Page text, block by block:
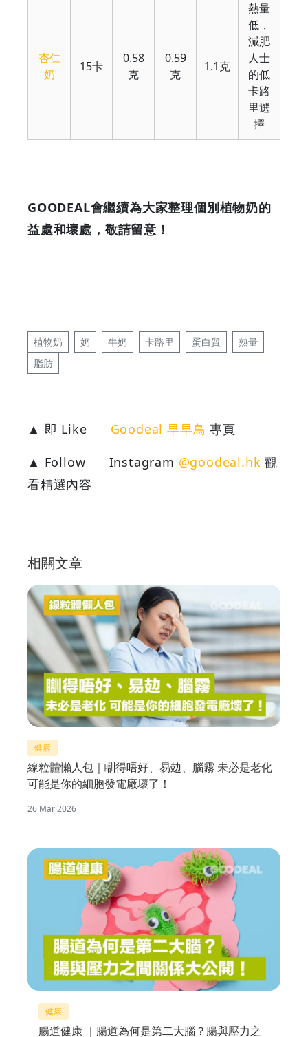
杏仁
奶
15卡
0.58
克
0.59
克
1.1克
熱量
低，
減肥
人士
的低
卡路
里選
擇
GOODEAL會繼續為大家整理個別植物奶的
益處和壞處，敬請留意！
植物奶 奶 牛奶 卡路里 蛋白質
熱量
脂肪
▲ 即 Like Goodeal 早早鳥 專頁
▲ Follow
Instagram @goodeal.hk 觀
看精選內容
相關文章
健康
線粒體懶人包｜瞓得唔好、易攰、腦霧 未必是老化
可能是你的細胞發電廠壞了！
26 Mar 2026
健康
腸道健康 ｜腸道為何是第二大腦？腸與壓力之